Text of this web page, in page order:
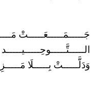
جَـــــمَـــــعَـــــتْ
الـــــتَّـــــوحِـــــيـــــد
وَدَلَّـــــتْ بِـــــلَا